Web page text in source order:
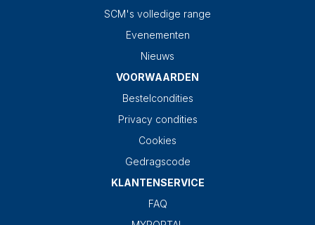
SCM's volledige range
Evenementen
Nieuws
VOORWAARDEN
Bestelcondities
Privacy condities
Cookies
Gedragscode
KLANTENSERVICE
FAQ